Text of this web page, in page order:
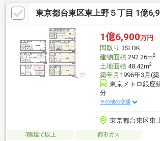
東京都台東区東上野５丁目 1億
1億6,900万円
間取り 3SLDK
建物面積292.26m2
土地面積48.42m2
築年月 1996年3月(
東京メトロ銀座
分
その他の交通
東京都台東区東
3階建て以上 都市ガス